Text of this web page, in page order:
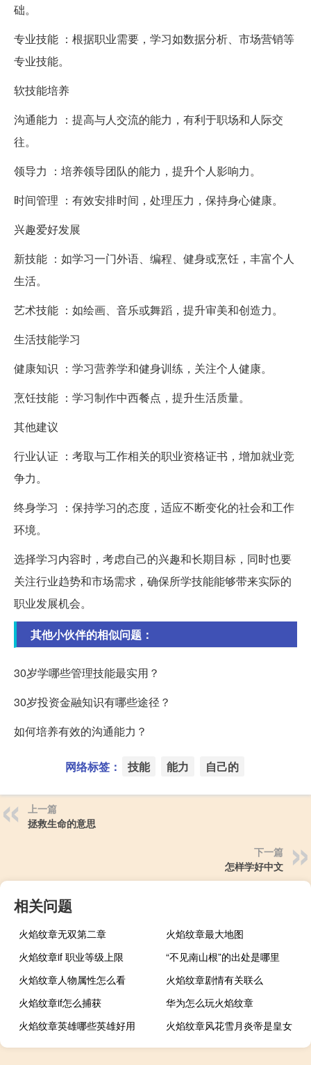
础。
专业技能 ：根据职业需要，学习如数据分析、市场营销等
专业技能。
软技能培养
沟通能力 ：提高与人交流的能力，有利于职场和人际交
往。
领导力 ：培养领导团队的能力，提升个人影响力。
时间管理 ：有效安排时间，处理压力，保持身心健康。
兴趣爱好发展
新技能 ：如学习一门外语、编程、健身或烹饪，丰富个人
生活。
艺术技能 ：如绘画、音乐或舞蹈，提升审美和创造力。
生活技能学习
健康知识 ：学习营养学和健身训练，关注个人健康。
烹饪技能 ：学习制作中西餐点，提升生活质量。
其他建议
行业认证 ：考取与工作相关的职业资格证书，增加就业竞
争力。
终身学习 ：保持学习的态度，适应不断变化的社会和工作
环境。
选择学习内容时，考虑自己的兴趣和长期目标，同时也要
关注行业趋势和市场需求，确保所学技能能够带来实际的
职业发展机会。
其他小伙伴的相似问题：
30岁学哪些管理技能最实用？
30岁投资金融知识有哪些途径？
如何培养有效的沟通能力？
网络标签： 技能 能力 自己的
上一篇
拯救生命的意思
下一篇
怎样学好中文
相关问题
火焰纹章无双第二章
火焰纹章最大地图
火焰纹章if 职业等级上限
“不见南山根”的出处是哪里
火焰纹章人物属性怎么看
火焰纹章剧情有关联么
火焰纹章if怎么捕获
华为怎么玩火焰纹章
火焰纹章英雄哪些英雄好用
火焰纹章风花雪月炎帝是皇女